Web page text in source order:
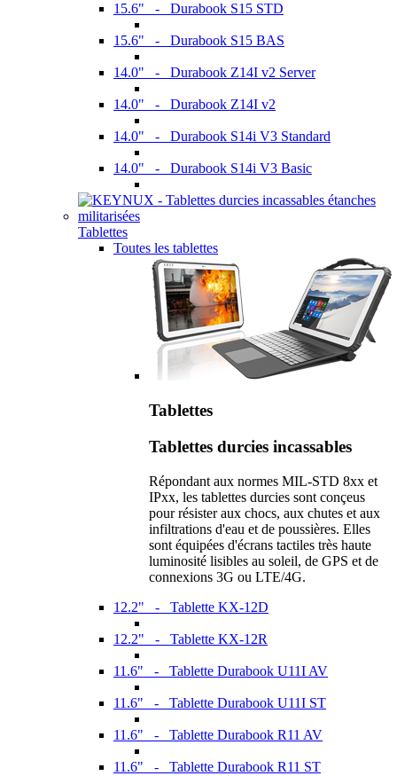
15.6" - Durabook S15 STD
15.6" - Durabook S15 BAS
14.0" - Durabook Z14I v2 Server
14.0" - Durabook Z14I v2
14.0" - Durabook S14i V3 Standard
14.0" - Durabook S14i V3 Basic
Tablettes
Toutes les tablettes
Tablettes
Tablettes durcies incassables
Répondant aux normes MIL-STD 8xx et
IPxx, les tablettes durcies sont conçeus
pour résister aux chocs, aux chutes et aux
infiltrations d'eau et de poussières. Elles
sont équipées d'écrans tactiles très haute
luminosité lisibles au soleil, de GPS et de
connexions 3G ou LTE/4G.
12.2" - Tablette KX-12D
12.2" - Tablette KX-12R
11.6" - Tablette Durabook U11I AV
11.6" - Tablette Durabook U11I ST
11.6" - Tablette Durabook R11 AV
11.6" - Tablette Durabook R11 ST